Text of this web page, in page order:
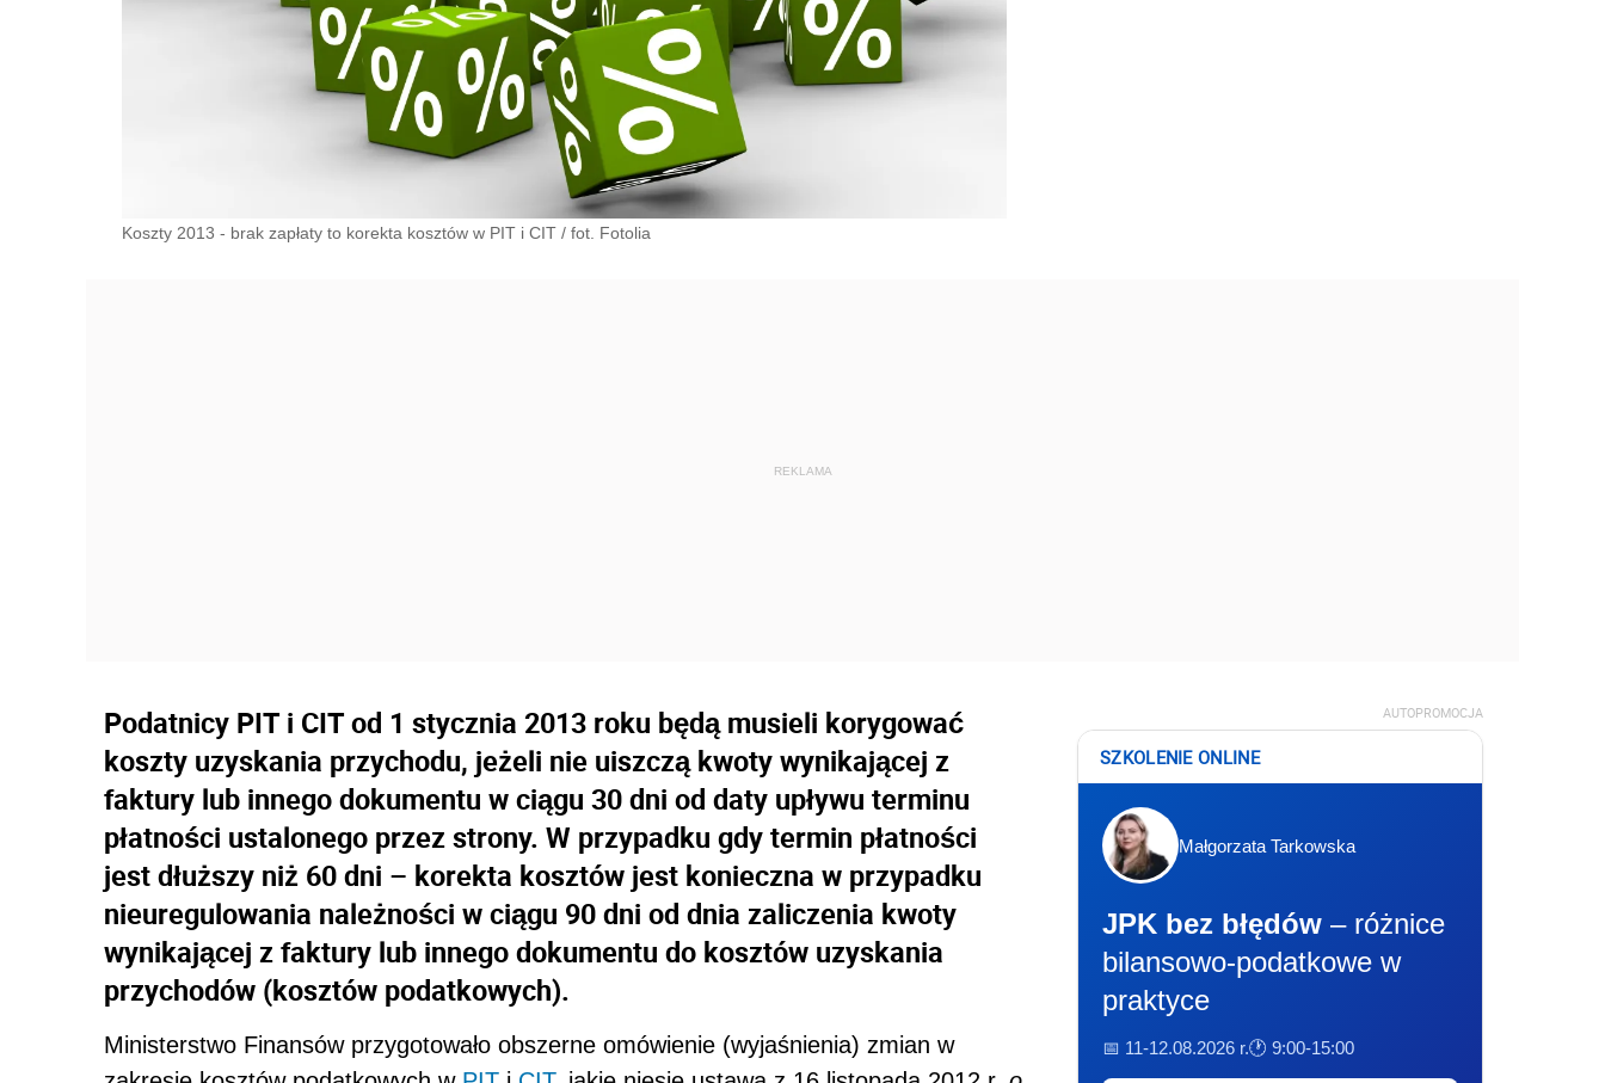
Koszty 2013 - brak zapłaty to korekta kosztów w PIT i CIT / fot. Fotolia
Podatnicy PIT i CIT od 1 stycznia 2013 roku będą musieli korygować
koszty uzyskania przychodu, jeżeli nie uiszczą kwoty wynikającej z
faktury lub innego dokumentu w ciągu 30 dni od daty upływu terminu
płatności ustalonego przez strony. W przypadku gdy termin płatności
jest dłuższy niż 60 dni – korekta kosztów jest konieczna w przypadku
nieuregulowania należności w ciągu 90 dni od dnia zaliczenia kwoty
wynikającej z faktury lub innego dokumentu do kosztów uzyskania
przychodów (kosztów podatkowych).
Ministerstwo Finansów przygotowało obszerne omówienie (wyjaśnienia) zmian w
AUTOPROMOCJA
SZKOLENIE ONLINE
Małgorzata Tarkowska
JPK bez błędów – różnice
bilansowo-podatkowe w
praktyce
📅 11-12.08.2026 r.🕐 9:00-15:00